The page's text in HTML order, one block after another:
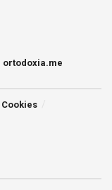
ortodoxia.me